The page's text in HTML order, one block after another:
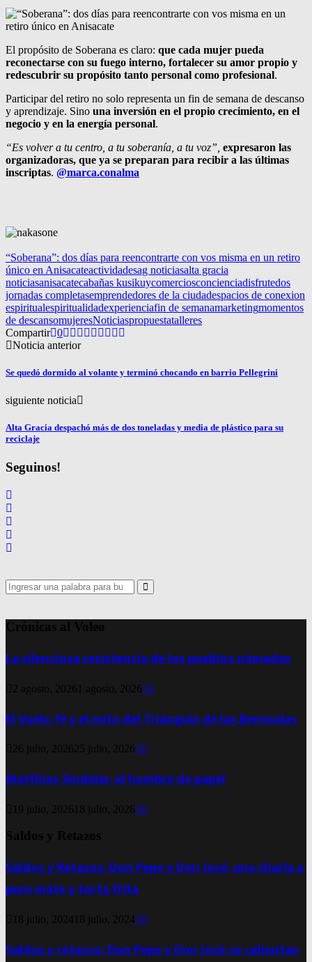
El propósito de Soberana es claro: que cada mujer pueda
reconectarse con su fuego interno, fortalecer su amor propio y
redescubrir su propósito tanto personal como profesional.
Participar del retiro no solo representa un fin de semana de descanso
y aprendizaje. Sino una inversión en el propio crecimiento, en el
negocio y en la energía personal.
“Es volver a tu centro, a tu soberanía, a tu voz”, expresaron las
organizadoras, que ya se preparan para recibir a las últimas
inscriptas. @marca.conalma
“Soberana”: dos días para reencontrarte con vos misma en un retiro
único en Anisacateactividadesag noticiasalta gracia
noticiasanisacatecabañas kusikuycomerciosconcienciadisfrutedos
jornadas completasemprendedores de la ciudadespacios de conexion
espiritualespiritualidadexperienciafin de semanamarketingmomentos
de descansomujeresNoticiaspropuestatalleres
Compartir 0
Noticia anterior
Se quedó dormido al volante y terminó chocando en barrio Pellegrini
siguiente noticia
Alta Gracia despachó más de dos toneladas y media de plástico para su
reciclaje
Seguinos!
Search
for:
Search
Crónicas al Voleo
La silenciosa resistencia de los pueblos nómadas
2 agosto, 2026 1 agosto, 2026 0
El Vuelo 19 y el mito del Triángulo de las Bermudas
26 julio, 2026 25 julio, 2026 0
Matthias Sindelar, el hombre de papel
19 julio, 2026 18 julio, 2026 0
Saldos y Retazos
Saldos y Retazos: Don Pepe y Don José, una charla a
puro mate y torta frita
18 julio, 2024 18 julio, 2024 0
Saldos y retazos: Don Pepe y Don José se calientan